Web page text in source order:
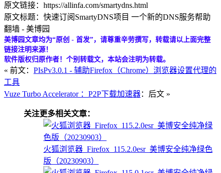
原文链接：https://allinfa.com/smartydns.html
原文标题：快速订阅SmartyDNS项目 一个新的DNS服务帮助
翻墙 - 美博园
美博园文章均为“原创 - 首发”，请尊重辛劳撰写，转载请以上面完整
链接注明来源！
软件版权归原作者！个别转载文，本站会注明为转载。
« 前文： PIsPv3.0.1 - 辅助Firefox（Chrome）浏览器设置代理的
工具
Vuze Turbo Accelerator ：P2P下载加速器：后文 »
关注更多相关文章：
火狐浏览器_Firefox_115.2.0esr_美博安全纯净绿色
版（20230903）